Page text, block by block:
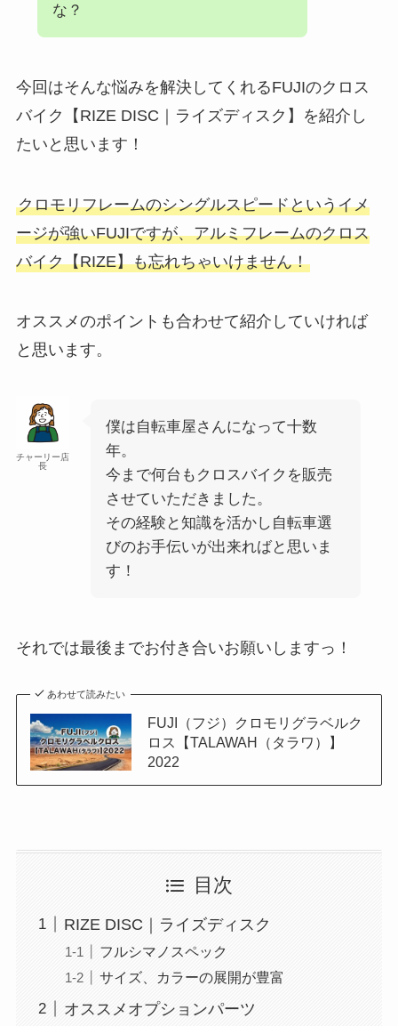
な？
今回はそんな悩みを解決してくれるFUJIのクロス
バイク【RIZE DISC｜ライズディスク】を紹介し
たいと思います！
クロモリフレームのシングルスピードというイメ
ージが強いFUJIですが、アルミフレームのクロス
バイク【RIZE】も忘れちゃいけません！
オススメのポイントも合わせて紹介していければ
と思います。
チャーリー店
長
僕は自転車屋さんになって十数
年。
今まで何台もクロスバイクを販売
させていただきました。
その経験と知識を活かし自転車選
びのお手伝いが出来ればと思いま
す！
それでは最後までお付き合いお願いしますっ！
あわせて読みたい
FUJI（フジ）クロモリグラベルク
ロス【TALAWAH（タラワ）】
2022
目次
RIZE DISC｜ライズディスク
フルシマノスペック
サイズ、カラーの展開が豊富
オススメオプションパーツ